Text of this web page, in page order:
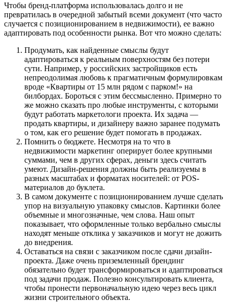
Чтобы бренд-платформа использовалась долго и не
превратилась в очередной забытый всеми документ (что часто
случается с позиционированием в недвижимости), ее важно
адаптировать под особенности рынка. Вот что можно сделать:
Продумать, как найденные смыслы будут
адаптироваться к реальным поверхностям без потери
сути. Например, у российских застройщиков есть
непреодолимая любовь к прагматичным формулировкам
вроде «Квартиры от 15 млн рядом с парком!» на
билбордах. Бороться с этим бессмысленно. Примерно то
же можно сказать про любые инструменты, с которыми
будут работать маркетологи проекта. Их задача —
продать квартиры, и дизайнеру важно заранее подумать
о том, как его решение будет помогать в продажах.
Помнить о бюджете. Несмотря на то что в
недвижимости маркетинг оперирует более крупными
суммами, чем в других сферах, деньги здесь считать
умеют. Дизайн-решения должны быть реализуемы в
разных масштабах и форматах носителей: от POS-
материалов до буклета.
В самом документе с позиционированием лучше сделать
упор на визуальную упаковку смыслов. Картинки более
объемные и многозначные, чем слова. Наш опыт
показывает, что оформленные только вербально смыслы
находят меньше отклика у заказчиков и могут не дожить
до внедрения.
Оставаться на связи с заказчиком после сдачи дизайн-
проекта. Даже очень приземленный брендинг
обязательно будет трансформироваться и адаптироваться
под задачи продаж. Полезно консультировать клиента,
чтобы пронести первоначальную идею через весь цикл
жизни строительного объекта.